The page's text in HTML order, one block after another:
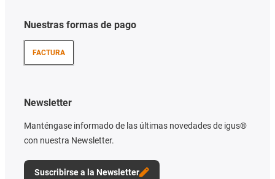
Nuestras formas de pago
FACTURA
Newsletter
Manténgase informado de las últimas novedades de igus®
con nuestra Newsletter.
Suscribirse a la Newsletter